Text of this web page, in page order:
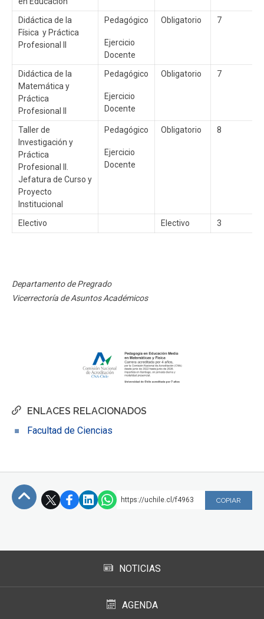
ENLACES RELACIONADOS
Facultad de Ciencias
Didáctica de la
Física y Práctica
Profesional II
Pedagógico
Ejercicio
Docente
Obligatorio 7
Didáctica de la
Matemática y
Práctica
Profesional II
Pedagógico
Ejercicio
Docente
Obligatorio 7
Taller de
Investigación y
Práctica
Profesional II.
Jefatura de Curso y
Proyecto
Institucional
Pedagógico
Ejercicio
Docente
Obligatorio 8
Electivo Electivo 3
Departamento de Pregrado
Vicerrectoría de Asuntos Académicos
https://uchile.cl/f4963 COPIAR
NOTICIAS
AGENDA